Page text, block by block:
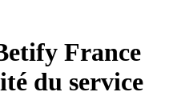
France
du service